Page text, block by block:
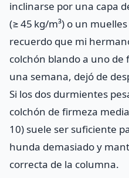
inclinarse por una capa
(≥ 45 kg/m³) o un
recuerdo que mi
colchón blando a uno de
una semana, dejó de
Si los dos durmientes
colchón de firmeza
10) suele ser suficiente
hunda demasiado y
correcta de la columna.